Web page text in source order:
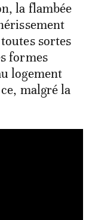
la flambée
sortes
formes
logement
malgré la